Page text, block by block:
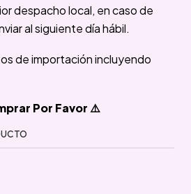
despacho local, en caso de
al siguiente día hábil.
de importación incluyendo
Por Favor ⚠️